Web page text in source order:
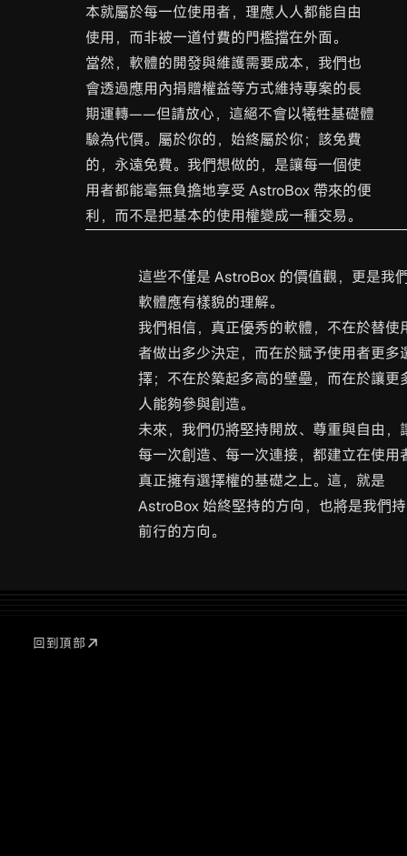
本就屬於每一位使用者，理應人人都能自由
使用，而非被一道付費的門檻擋在外面。
當然，軟體的開發與維護需要成本，我們也
會透過應用內捐贈權益等方式維持專案的長
期運轉——但請放心，這絕不會以犧牲基礎體
驗為代價。屬於你的，始終屬於你；該免費
的，永遠免費。我們想做的，是讓每一個使
用者都能毫無負擔地享受 AstroBox 帶來的便
利，而不是把基本的使用權變成一種交易。
這些不僅是 AstroBox 的價值觀，更是我
軟體應有樣貌的理解。
我們相信，真正優秀的軟體，不在於替使
者做出多少決定，而在於賦予使用者更多
擇；不在於築起多高的壁壘，而在於讓更
人能夠參與創造。
未來，我們仍將堅持開放、尊重與自由，
每一次創造、每一次連接，都建立在使用
真正擁有選擇權的基礎之上。這，就是
AstroBox 始終堅持的方向，也將是我們
前行的方向。
回到頂部